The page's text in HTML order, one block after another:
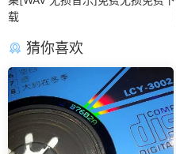
载
猜你喜欢